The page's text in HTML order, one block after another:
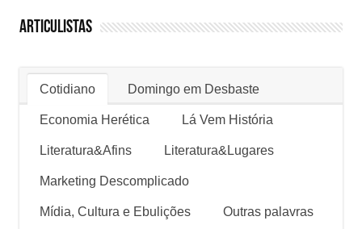
Messias
ao
Articulistas
Cotidiano Domingo em Desbaste
Economia Herética Lá Vem História
Literatura&Afins Literatura&Lugares
Marketing Descomplicado
Mídia, Cultura e Ebulições Outras palavras